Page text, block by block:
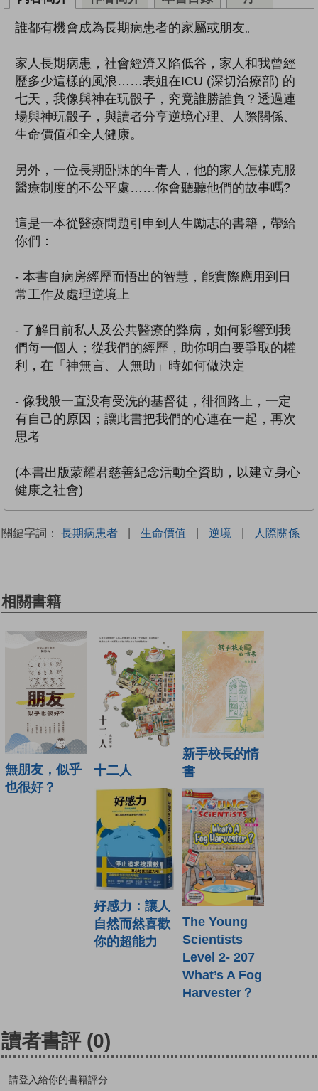
誰都有機會成為長期病患者的家屬或朋友。
家人長期病患，社會經濟又陷低谷，家人和我曾經
歷多少這樣的風浪……表姐在ICU (深切治療部) 的
七天，我像與神在玩骰子，究竟誰勝誰負？透過連
場與神玩骰子，與讀者分享逆境心理、人際關係、
生命價值和全人健康。
另外，一位長期卧牀的年青人，他的家人怎樣克服
醫療制度的不公平處……你會聽聽他們的故事嗎?
這是一本從醫療問題引申到人生勵志的書籍，帶給
你們：
- 本書自病房經歷而悟出的智慧，能實際應用到日
常工作及處理逆境上
- 了解目前私人及公共醫療的弊病，如何影響到我
們每一個人；從我們的經歷，助你明白要爭取的權
利，在「神無言、人無助」時如何做決定
- 像我般一直没有受洗的基督徒，徘徊路上，一定
有自己的原因；讓此書把我們的心連在一起，再次
思考
(本書出版蒙耀君慈善紀念活動全資助，以建立身心
健康之社會)
關鍵字詞： 長期病患者 | 生命價值 | 逆境 | 人際關係
相關書籍
無朋友，似乎
也很好？
十二人
新手校長的情
書
好感力：讓人
自然而然喜歡
你的超能力
The Young
Scientists
Level 2- 207
What’s A Fog
Harvester？
讀者書評 (0)
請登入給你的書籍評分